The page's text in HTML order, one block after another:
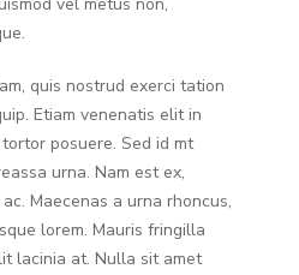
vel metus non,
quis nostrud exerci tation
Etiam venenatis elit in
posuere. Sed id mt
urna. Nam est ex,
Maecenas a urna rhoncus,
lorem. Mauris fringilla
lacinia at. Nulla sit amet